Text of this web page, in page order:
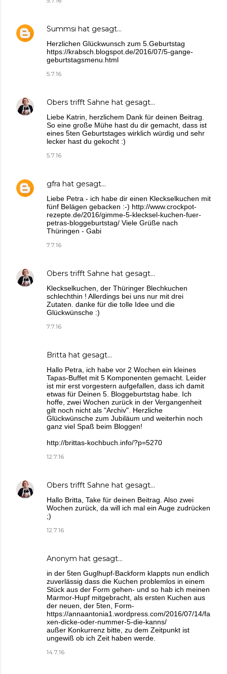
Summsi hat gesagt…
Herzlichen Glückwunsch zum 5.Geburtstag
https://krabsch.blogspot.de/2016/07/5-gange-
geburtstagsmenu.html
5.7.16
Obers trifft Sahne hat gesagt…
Liebe Katrin, herzlichem Dank für deinen Beitrag.
So eine große Mühe hast du dir gemacht, dass ist
eines 5ten Geburtstages wirklich würdig und sehr
lecker hast du gekocht :)
5.7.16
gfra hat gesagt…
Liebe Petra - ich habe dir einen Kleckselkuchen mit
fünf Belägen gebacken :-) http://www.crockpot-
rezepte.de/2016/gimme-5-klecksel-kuchen-fuer-
petras-bloggeburtstag/ Viele Grüße nach
Thüringen - Gabi
7.7.16
Obers trifft Sahne hat gesagt…
Kleckselkuchen, der Thüringer Blechkuchen
schlechthin ! Allerdings bei uns nur mit drei
Zutaten. danke für die tolle Idee und die
Glückwünsche :)
7.7.16
Britta hat gesagt…
Hallo Petra, ich habe vor 2 Wochen ein kleines
Tapas-Buffet mit 5 Komponenten gemacht. Leider
ist mir erst vorgestern aufgefallen, dass ich damit
etwas für Deinen 5. Bloggeburtstag habe. Ich
hoffe, zwei Wochen zurück in der Vergangenheit
gilt noch nicht als "Archiv". Herzliche
Glückwünsche zum Jubiläum und weiterhin noch
ganz viel Spaß beim Bloggen!
http://brittas-kochbuch.info/?p=5270
12.7.16
Obers trifft Sahne hat gesagt…
Hallo Britta, Take für deinen Beitrag. Also zwei
Wochen zurück, da will ich mal ein Auge zudrücken
;)
12.7.16
Anonym hat gesagt…
in der 5ten Guglhupf-Backform klappts nun endlich
zuverlässig dass die Kuchen problemlos in einem
Stück aus der Form gehen- und so hab ich meinen
Marmor-Hupf mitgebracht, als ersten Kuchen aus
der neuen, der 5ten, Form-
https://annaantonia1.wordpress.com/2016/07/14/fa
xen-dicke-oder-nummer-5-die-kanns/
außer Konkurrenz bitte, zu dem Zeitpunkt ist
ungewiß ob ich Zeit haben werde.
14.7.16